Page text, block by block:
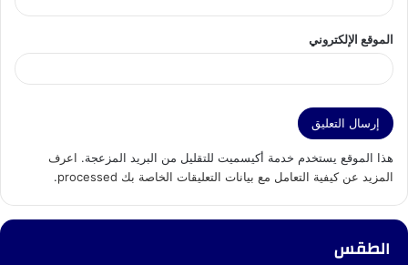
الموقع الإلكتروني
هذا الموقع يستخدم خدمة أكيسميت للتقليل من البريد المزعجة. اعرف
المزيد عن كيفية التعامل مع بيانات التعليقات الخاصة بك processed
.
الطقس